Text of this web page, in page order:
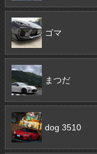
ゴマ
まつだ
dog 3510